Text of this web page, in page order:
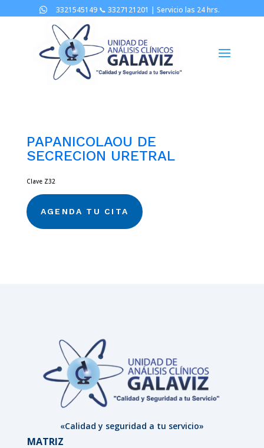
 3321545149 📞 3327121201 | Servicio las 24 hrs.
PAPANICOLAOU DE
SECRECION URETRAL
Clave Z32
AGENDA TU CITA
«Calidad y seguridad a tu servicio»
MATRIZ